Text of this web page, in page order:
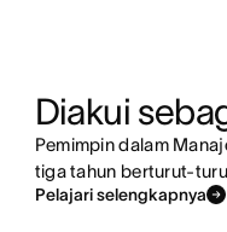
Diakui
Pemimpin dalam
tiga tahun berturut-
Pelajari selengkapnya